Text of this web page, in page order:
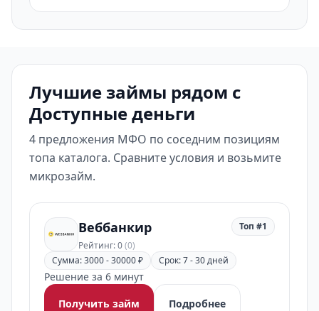
Лучшие займы рядом с
Доступные деньги
4 предложения МФО по соседним позициям
топа каталога. Сравните условия и возьмите
микрозайм.
Веббанкир
Рейтинг: 0(0)
Топ #1
Сумма: 3000 - 30000 ₽ Срок: 7 - 30 дней
Решение за 6 минут
Получить займ
Подробнее